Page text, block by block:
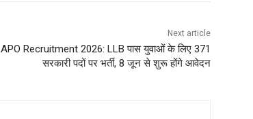
Next article
APO Recruitment 2026: LLB पास युवाओं के लिए 371
सरकारी पदों पर भर्ती, 8 जून से शुरू होंगे आवेदन